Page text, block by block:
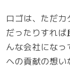
ロゴは、ただ
だったりすれ
んな会社にな
への貢献の想